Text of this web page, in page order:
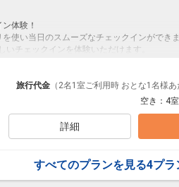
さい。
対するホテルの対応として、来館時に検温・
カード」「一部電子マネー・QR決済（LINE
客室設置です。それ以外のアメニティは、レ
泊中の清掃時は12時から16時の間に清掃をし
ージで確認ください。
い寝は承っておりません。
体験！
使い当日のスムーズなチェックインができま
いチェックインを体験いただけます。
ェックアウトは14:00までのプランです。
クイン、キャッシュレス（現金精算できませ
子マネー・QR決済（LINE Pay・PayPay・
翌日からご滞在2日に1度、部屋の清掃を行
旅行代金 （2名1室ご利用時 おとな1名様あ
空き： 4室
詳細
すべてのプランを見る4プラ